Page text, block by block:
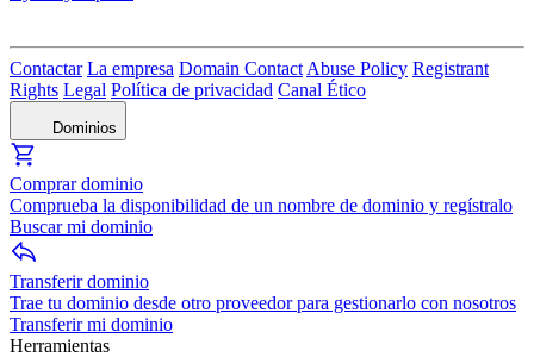
Contactar La empresa Domain Contact Abuse Policy Registrant
Rights Legal Política de privacidad Canal Ético
Dominios
Comprar dominio
Comprueba la disponibilidad de un nombre de dominio y regístralo
Buscar mi dominio
Transferir dominio
Trae tu dominio desde otro proveedor para gestionarlo con nosotros
Transferir mi dominio
Herramientas